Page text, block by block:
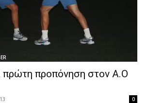
πρώτη προπόνηση στον Α.Ο
0